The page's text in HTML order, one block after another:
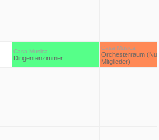
Casa Musica
Dirigentenzimmer
Casa Musica
Orchesterraum
Mitglieder)